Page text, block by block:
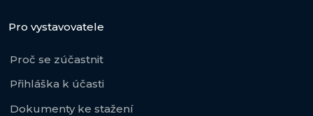
Pro vystavovatele
Proč se zúčastnit
Přihláška k účasti
Dokumenty ke stažení